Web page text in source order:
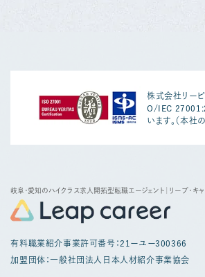
株式会社リーピ
O/IEC
います。（本社の
岐阜・愛知のハイクラス求人開拓型転職エージェント ｜リープ・キ
有料職業紹介事業許可番号：21ーユー300366
加盟団体：一般社団法人日本人材紹介事業協会